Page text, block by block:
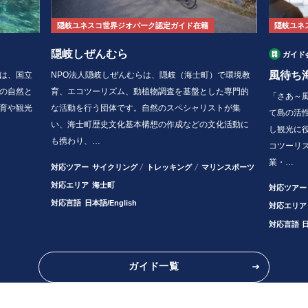
、国立
自然と
や観光
隠岐ユネスコ世界ジオパーク認定ガイド在籍
隠岐しぜんむら
NPO法人隠岐しぜんむらは、隠岐（海士町）で環境教
育、エコツーリズム、動植物調査を基盤とした専門的
な活動を行う団体です。自然のスペシャリストが集
い、海士町歴史文化基本構想の作成などの文化活動に
も携わり、…
対応ツアー サイクリング トレッキング マリンスポーツ
対応エリア 海士町
対応言語 日本語/English
隠岐ユネ
ガイド
風待ち
「さあ～
て島の活
し観光に
コツーリ
業・…
対応ツアー
対応エリア
対応言語
ガイド一覧